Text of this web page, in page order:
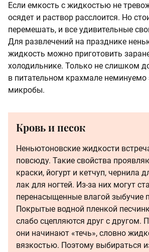
Если емкость с жидкостью не
осядет и раствор расслоится. Но
перемешать, и все удивительные
Для развлечений на празднике
жидкость можно приготовить
холодильнике. Только не слишком
в питательном крахмале неминуемо
микробы.
Кровь и песок
Неньютоновские жидкости
повсюду. Такие свойства
краски, йогурт и кетчуп, чернила
лак для ногтей. Из-за них могут
перенасыщенные влагой зыбучие
Покрытые водной пленкой
слабо сцепляются друг с другом.
они начинают «течь», словно
вязкостью. Поэтому выбираться